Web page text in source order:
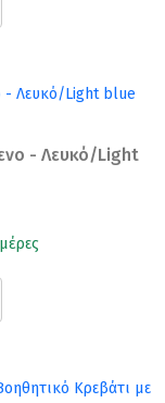
- Λευκό/Light